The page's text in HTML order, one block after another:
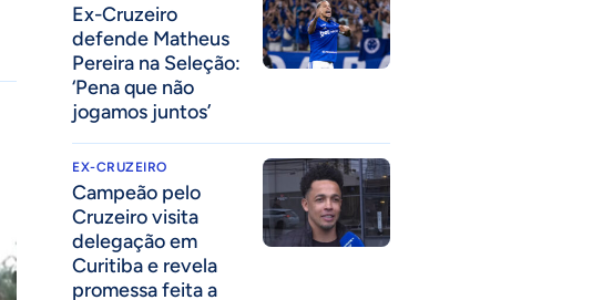
Ex-Cruzeiro
defende Matheus
Pereira na Seleção:
‘Pena que não
jogamos juntos’
EX-CRUZEIRO
Campeão pelo
Cruzeiro visita
delegação em
Curitiba e revela
promessa feita a